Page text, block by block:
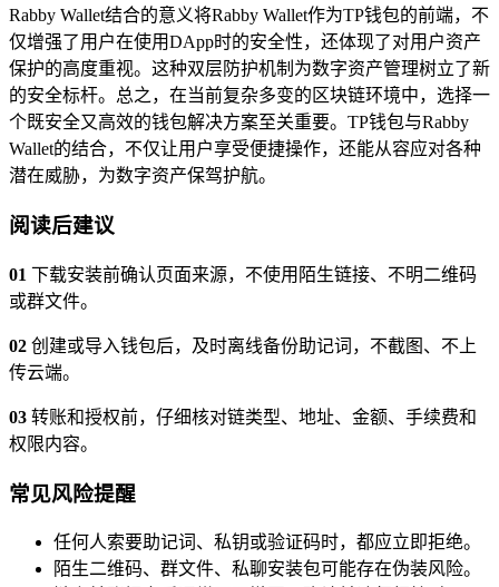
Rabby Wallet结合的意义将Rabby Wallet作为TP钱包的前端，不
仅增强了用户在使用DApp时的安全性，还体现了对用户资产
保护的高度重视。这种双层防护机制为数字资产管理树立了新
的安全标杆。总之，在当前复杂多变的区块链环境中，选择一
个既安全又高效的钱包解决方案至关重要。TP钱包与Rabby
Wallet的结合，不仅让用户享受便捷操作，还能从容应对各种
潜在威胁，为数字资产保驾护航。
阅读后建议
01 下载安装前确认页面来源，不使用陌生链接、不明二维码
或群文件。
02 创建或导入钱包后，及时离线备份助记词，不截图、不上
传云端。
03 转账和授权前，仔细核对链类型、地址、金额、手续费和
权限内容。
常见风险提醒
任何人索要助记词、私钥或验证码时，都应立即拒绝。
陌生二维码、群文件、私聊安装包可能存在伪装风险。